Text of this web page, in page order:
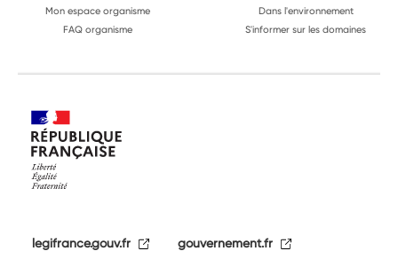
Mon espace organisme
FAQ organisme
Dans l'environnement
S'informer sur les domaines
legifrance.gouv.fr gouvernement.fr